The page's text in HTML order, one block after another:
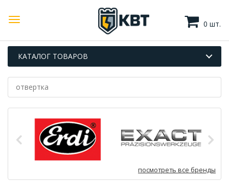
0 шт.
КАТАЛОГ ТОВАРОВ
посмотреть все бренды